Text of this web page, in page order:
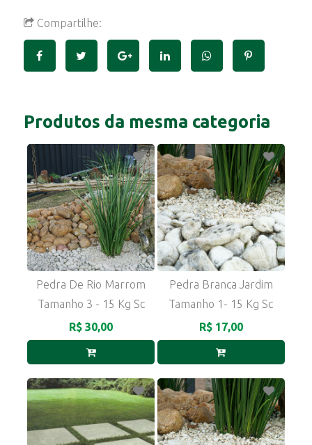
Compartilhe:
Produtos da mesma categoria
Pedra De Rio Marrom
Tamanho 3 - 15 Kg Sc
R$ 30,00
Pedra Branca Jardim
Tamanho 1- 15 Kg Sc
R$ 17,00